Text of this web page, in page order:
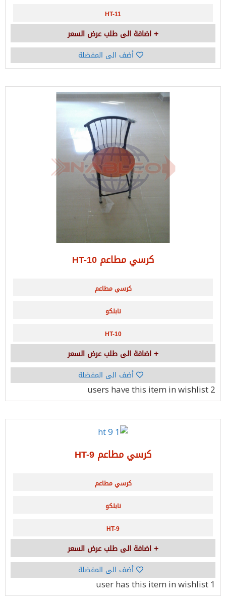
HT-11
اضافة الى طلب عرض السعر
أضف الى المفضلة
كرسي مطاعم HT-10
كرسي مطاعم
نابلكو
HT-10
اضافة الى طلب عرض السعر
أضف الى المفضلة
2 users
have this item in wishlist
كرسي مطاعم HT-9
كرسي مطاعم
نابلكو
HT-9
اضافة الى طلب عرض السعر
أضف الى المفضلة
1 user
has this item in wishlist